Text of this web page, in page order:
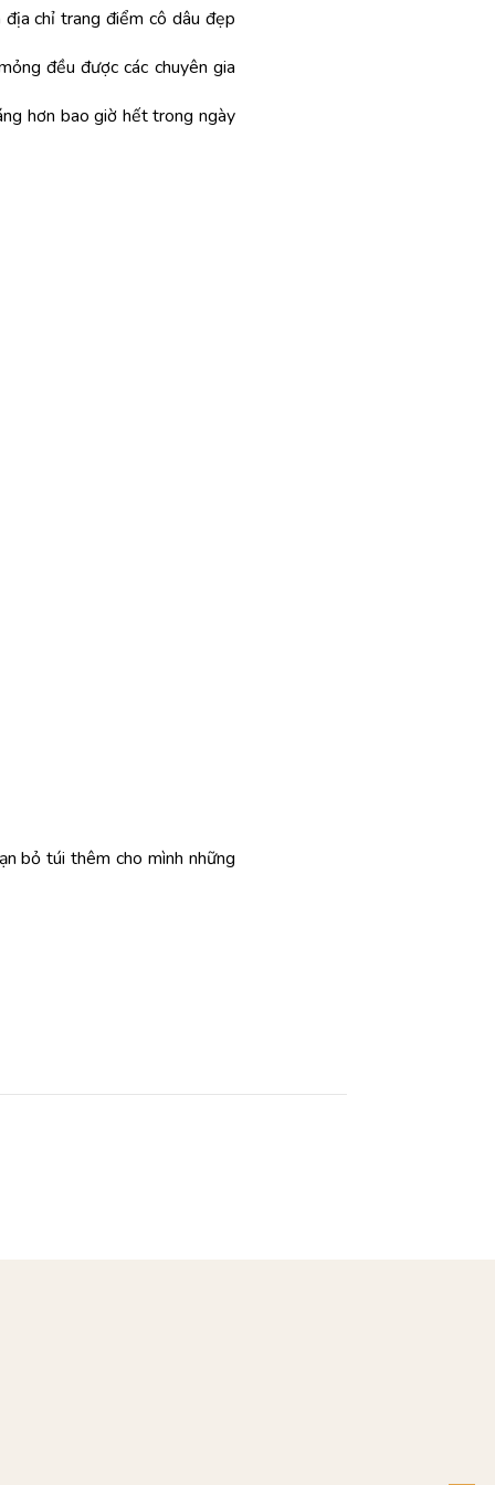
chỉ trang điểm cô dâu đẹp
đều được các chuyên gia
hơn bao giờ hết trong ngày
bỏ túi thêm cho mình những